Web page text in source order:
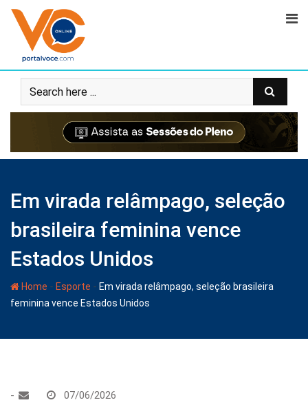
Em virada relâmpago, seleção
brasileira feminina vence
Estados Unidos
Home - Esporte - Em virada relâmpago, seleção brasileira
feminina vence Estados Unidos
- 07/06/2026